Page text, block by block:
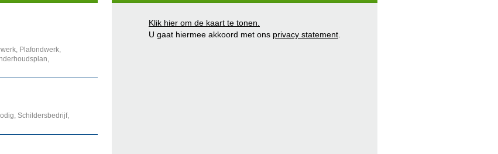
Plafondwerk,
Schildersbedrijf,
Klik hier om de kaart te tonen.
U gaat hiermee akkoord met ons privacy statement